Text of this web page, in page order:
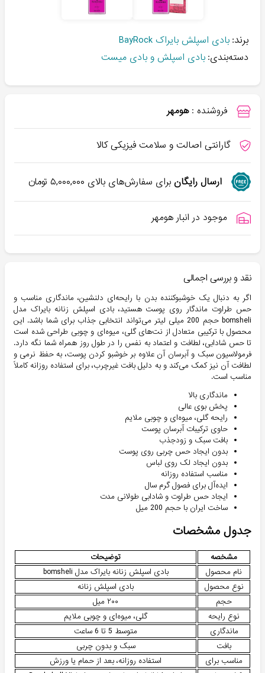
برند: بادی اسپلش بایراک BayRock
دسته‌بندی: بادی اسپلش و بادی میست
فروشنده : هومهر
گارانتی اصالت و سلامت فیزیکی کالا
ارسال رایگانبرای سفارش‌های بالای ۵,۰۰۰,۰۰۰تومان
موجود در انبار هومهر
نقد و بررسی اجمالی
اگر به دنبال یک خوشبوکننده بدن با رایحه‌ای دلنشین، ماندگاری مناسب و
حس طراوت ماندگار روی پوست هستید، بادی اسپلش زنانه بایراک مدل
bomsheli حجم 200 میلی لیتر می‌تواند انتخابی جذاب برای شما باشد. این
محصول با ترکیبی متعادل از نت‌های گلی، میوه‌ای و چوبی طراحی شده است
تا حس شادابی، لطافت و اعتماد به نفس را در طول روز همراه شما نگه دارد.
فرمولاسیون سبک و آبرسان آن علاوه بر خوشبو کردن پوست، به حفظ نرمی و
لطافت آن نیز کمک می‌کند و به دلیل بافت غیرچرب، برای استفاده روزانه کاملاً
مناسب است.
ماندگاری بالا
پخش بوی عالی
رایحه گلی، میوه‌ای و چوبی ملایم
حاوی ترکیبات آبرسان پوست
بافت سبک و زودجذب
بدون ایجاد حس چربی روی پوست
بدون ایجاد لک روی لباس
مناسب استفاده روزانه
ایده‌آل برای فصول گرم سال
ایجاد حس طراوت و شادابی طولانی مدت
ساخت ایران با حجم 200 میل
جدول مشخصات
مشخصه
توضیحات
نام محصول
بادی اسپلش زنانه بایراک مدل bomsheli
نوع محصول
بادی اسپلش زنانه
حجم
۲۰۰ میل
نوع رایحه
گلی، میوه‌ای و چوبی ملایم
ماندگاری
متوسط 5 تا 6 ساعت
بافت
سبک و بدون چربی
مناسب برای
استفاده روزانه، بعد از حمام یا ورزش